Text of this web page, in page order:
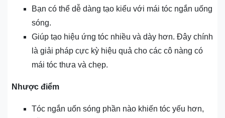
Bạn có thể dễ dàng tạo kiểu với mái tóc ngắn uống
sóng.
Giúp tạo hiệu ứng tóc nhiều và dày hơn. Đây chính
là giải pháp cực kỳ hiệu quả cho các cô nàng có
mái tóc thưa và chẹp.
Nhược điểm
Tóc ngắn uốn sóng phần nào khiến tóc yếu hơn,